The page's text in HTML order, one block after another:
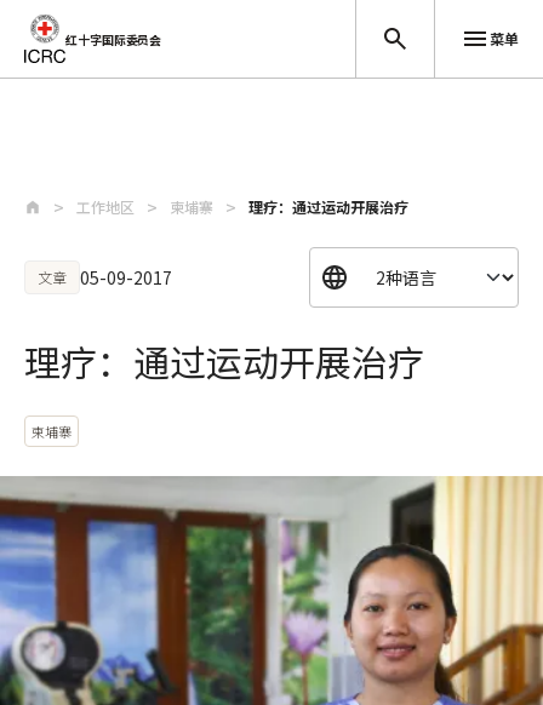
红十字国际委员会 菜单
工作地区 柬埔寨 理疗：通过运动开展治疗
文章 05-09-2017
理疗：通过运动开展治疗
柬埔寨